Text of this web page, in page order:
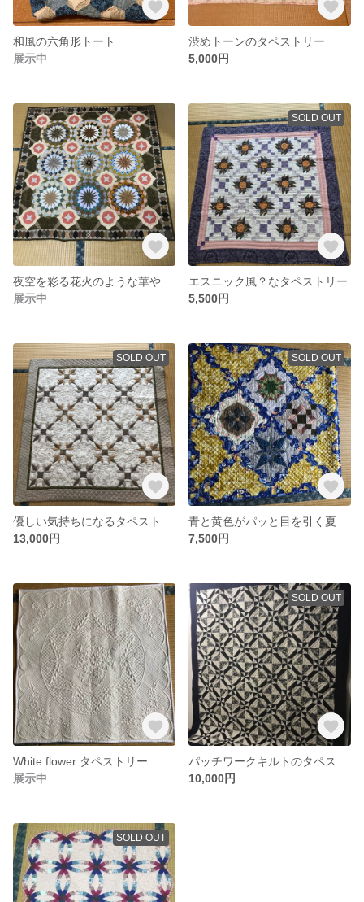
和風の六角形トート
展示中
渋めトーンのタペストリー
5,000円
展示中
SOLD OUT
エスニック風？なタペストリー
5,500円
SOLD OUT
13,000円
SOLD OUT
7,500円
White flower タペストリー
展示中
SOLD OUT
10,000円
SOLD OUT